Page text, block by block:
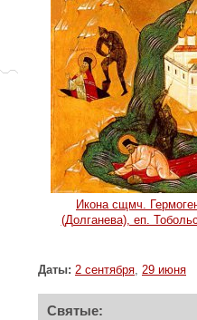
Икона сщмч.
(Долганева), еп.
Даты: 2 сентября, 29 июня
Святые: